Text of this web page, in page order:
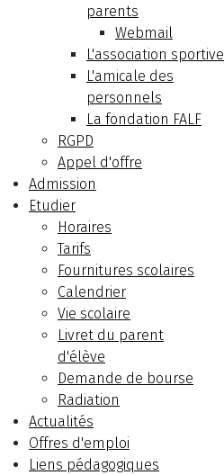
parents
Webmail
L'association sportive
L'amicale des
personnels
La fondation FALF
RGPD
Appel d'offre
Admission
Etudier
Horaires
Tarifs
Fournitures scolaires
Calendrier
Vie scolaire
Livret du parent
d'élève
Demande de bourse
Radiation
Actualités
Offres d'emploi
Liens pédagogiques